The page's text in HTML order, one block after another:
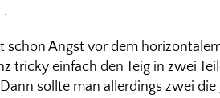
.
schon Angst vor dem
tricky einfach den Teig in zwei
sollte man allerdings zwei